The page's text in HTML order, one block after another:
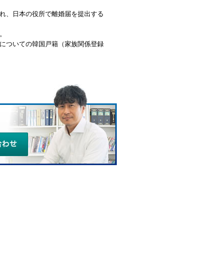
、日本の役所で離婚届を提出する
ついての韓国戸籍（家族関係登録